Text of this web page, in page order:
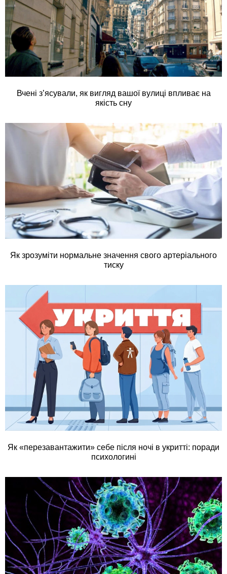
Вчені з’ясували, як вигляд вашої вулиці впливає на
якість сну
Як зрозуміти нормальне значення свого артеріального
тиску
Як «перезавантажити» себе після ночі в укритті: поради
психологині